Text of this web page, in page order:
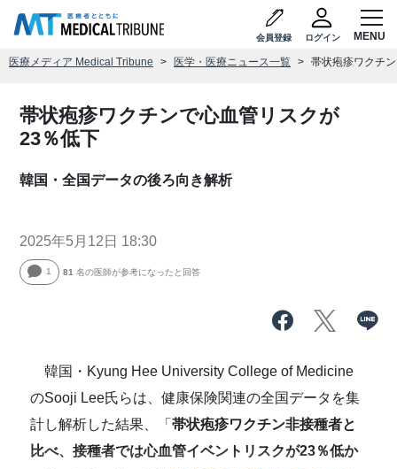
会員登録 ログイン
医療メディア Medical Tribune 医学・医療ニュース一覧 帯状疱疹ワクチ
帯状疱疹ワクチンで心血管リスクが
23％低下
韓国・全国データの後ろ向き解析
2025年5月12日 18:30
1 81 名の医師が参考になったと回答
韓国・Kyung Hee University College of Medicine
のSooji Lee氏らは、健康保険関連の全国データを集
計し解析した結果、「帯状疱疹ワクチン非接種者と
比べ、接種者では心血管イベントリスクが23％低か